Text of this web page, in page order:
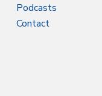
Podcasts
Contact